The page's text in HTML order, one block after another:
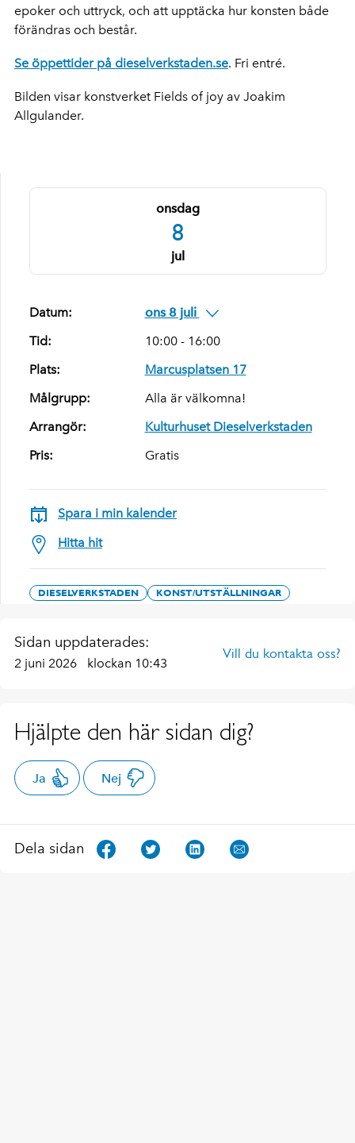
onsdag
8
jul
Datum:
ons 8 juli
Tid:
10:00 - 16:00
Plats:
Marcusplatsen 17
Målgrupp:
Alla är välkomna!
Arrangör:
Kulturhuset Dieselverkstaden
Pris:
Gratis
Spara i min kalender
Hitta hit
DIESELVERKSTADEN KONST/UTSTÄLLNINGAR
epoker och uttryck, och att upptäcka hur konsten både
förändras och består.
Se öppettider på dieselverkstaden.se. Fri entré.
Bilden visar konstverket Fields of joy av Joakim
Allgulander.
Sidan uppdaterades:
2 juni 2026 klockan 10:43
Vill du kontakta oss?
Hjälpte den här sidan dig?
Ja Nej
Dela sidan